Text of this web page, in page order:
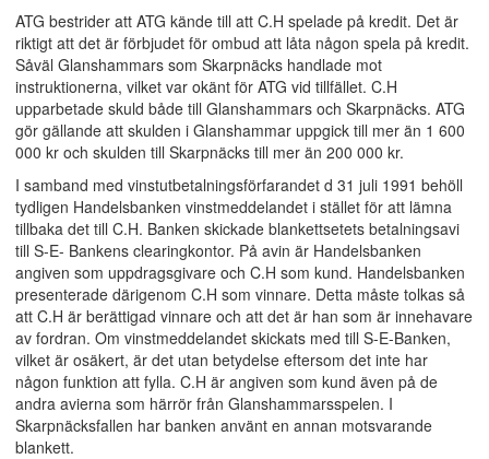
ATG bestrider att ATG kände till att C.H spelade på kredit. Det är
riktigt att det är förbjudet för ombud att låta någon spela på kredit.
Såväl Glanshammars som Skarpnäcks handlade mot
instruktionerna, vilket var okänt för ATG vid tillfället. C.H
upparbetade skuld både till Glanshammars och Skarpnäcks. ATG
gör gällande att skulden i Glanshammar uppgick till mer än 1 600
000 kr och skulden till Skarpnäcks till mer än 200 000 kr.
I samband med vinstutbetalningsförfarandet d 31 juli 1991 behöll
tydligen Handelsbanken vinstmeddelandet i stället för att lämna
tillbaka det till C.H. Banken skickade blankettsetets betalningsavi
till S-E- Bankens clearingkontor. På avin är Handelsbanken
angiven som uppdragsgivare och C.H som kund. Handelsbanken
presenterade därigenom C.H som vinnare. Detta måste tolkas så
att C.H är berättigad vinnare och att det är han som är innehavare
av fordran. Om vinstmeddelandet skickats med till S-E-Banken,
vilket är osäkert, är det utan betydelse eftersom det inte har
någon funktion att fylla. C.H är angiven som kund även på de
andra avierna som härrör från Glanshammarsspelen. I
Skarpnäcksfallen har banken använt en annan motsvarande
blankett.